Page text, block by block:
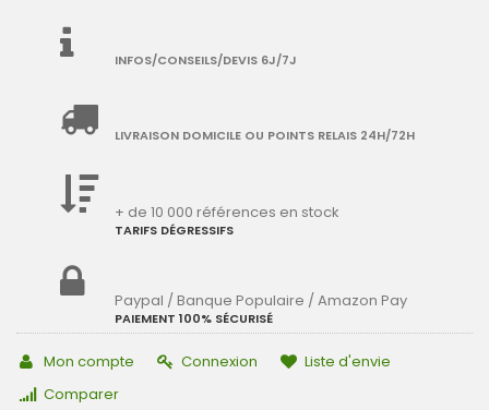
INFOS/CONSEILS/DEVIS 6J/7J
LIVRAISON DOMICILE OU POINTS RELAIS 24H/72H
+ de 10 000 références en stock
TARIFS DÉGRESSIFS
Paypal / Banque Populaire / Amazon Pay
PAIEMENT 100% SÉCURISÉ
Mon compte Connexion
Liste d'envie
Comparer